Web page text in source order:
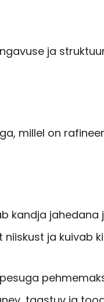
ja
millel on
kandja
niiskust ja kuivab